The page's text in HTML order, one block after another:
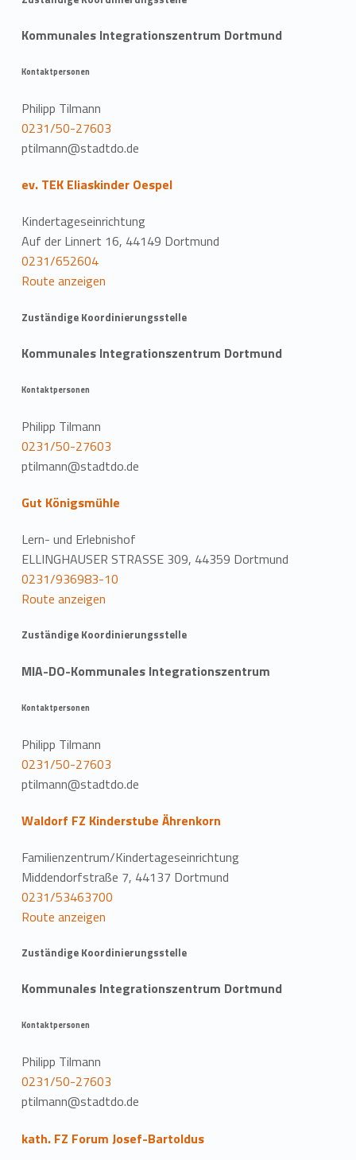
Kommunales Integrationszentrum Dortmund
Kontaktpersonen
Philipp Tilmann
0231/50-27603
ptilmann@stadtdo.de
ev. TEK Eliaskinder Oespel
Kindertageseinrichtung
Auf der Linnert 16, 44149 Dortmund
0231/652604
Route anzeigen
Zuständige Koordinierungsstelle
Kommunales Integrationszentrum Dortmund
Kontaktpersonen
Philipp Tilmann
0231/50-27603
ptilmann@stadtdo.de
Gut Königsmühle
Lern- und Erlebnishof
ELLINGHAUSER STRASSE 309, 44359 Dortmund
0231/936983-10
Route anzeigen
Zuständige Koordinierungsstelle
MIA-DO-Kommunales Integrationszentrum
Kontaktpersonen
Philipp Tilmann
0231/50-27603
ptilmann@stadtdo.de
Waldorf FZ Kinderstube Ährenkorn
Familienzentrum/Kindertageseinrichtung
Middendorfstraße 7, 44137 Dortmund
0231/53463700
Route anzeigen
Zuständige Koordinierungsstelle
Kommunales Integrationszentrum Dortmund
Kontaktpersonen
Philipp Tilmann
0231/50-27603
ptilmann@stadtdo.de
kath. FZ Forum Josef-Bartoldus